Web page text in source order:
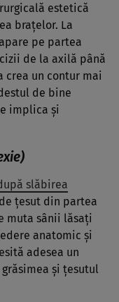
estetică
brațelor. La
pe partea
de la axilă până
un contur mai
de bine
implica și
slăbirea
țesut din partea
muta sânii lăsați
anatomic și
adesea un
și țesutul